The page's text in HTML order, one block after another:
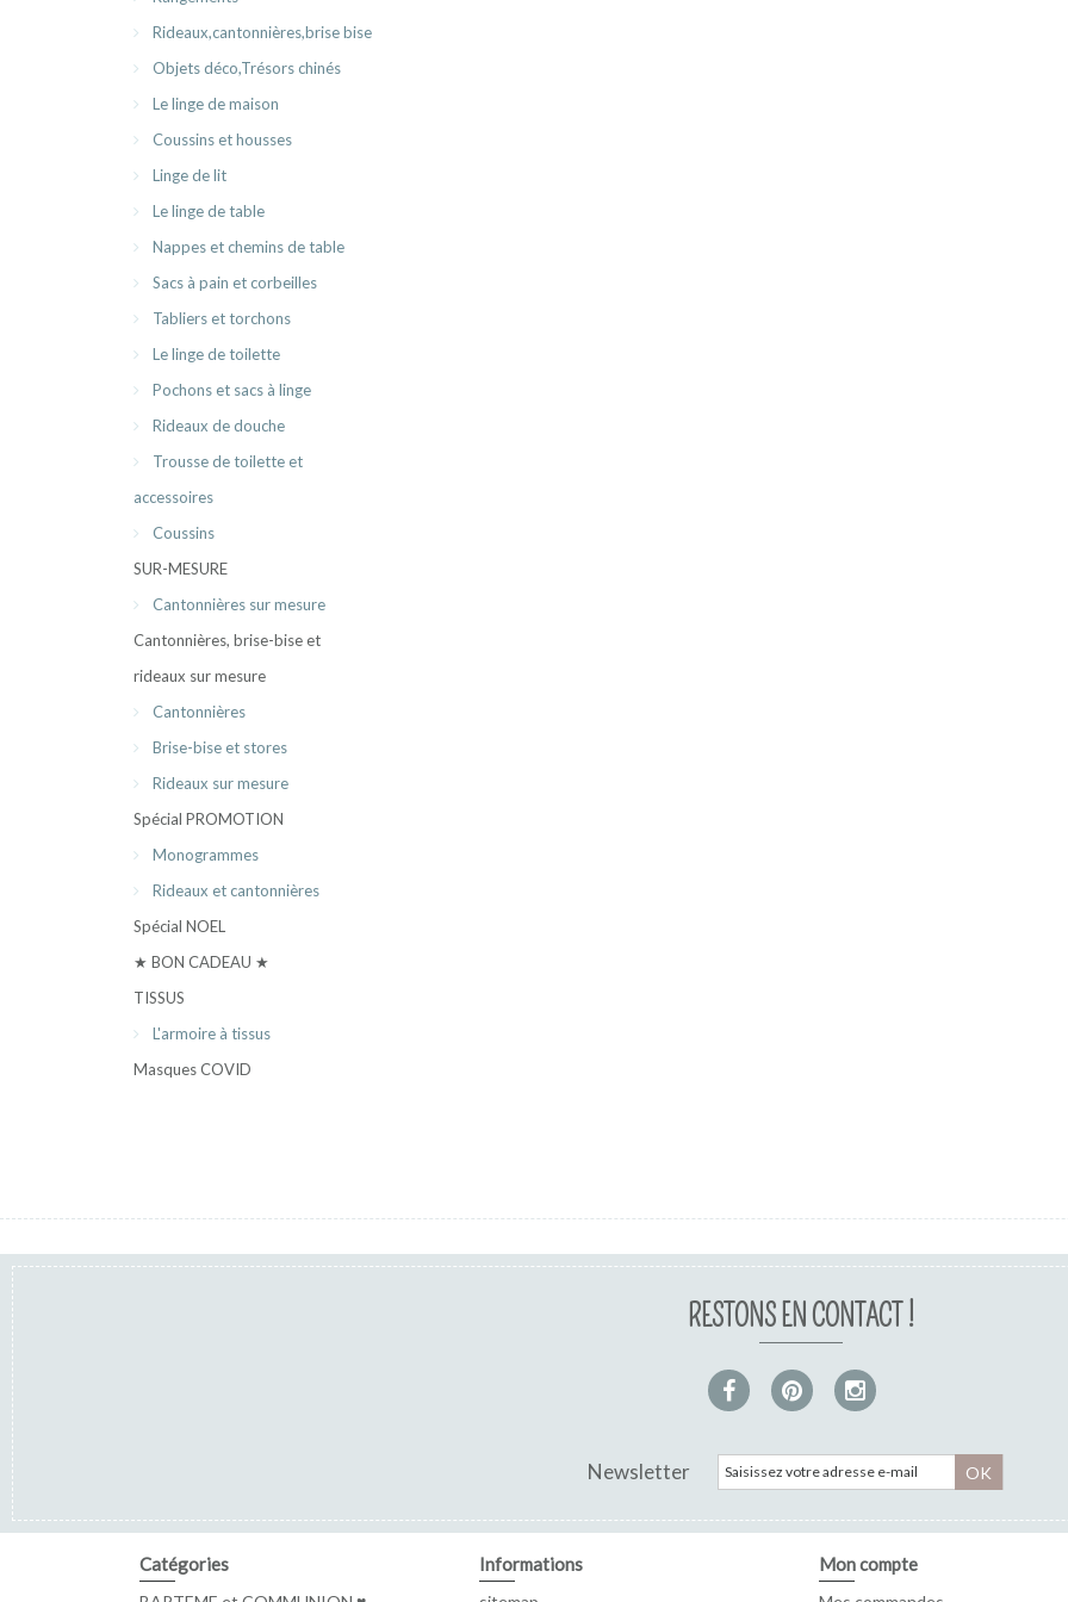
Rideaux,cantonnières,brise bise
Objets déco,Trésors chinés
Le linge de maison
Coussins et housses
Linge de lit
Le linge de table
Nappes et chemins de table
Sacs à pain et corbeilles
Tabliers et torchons
Le linge de toilette
Pochons et sacs à linge
Rideaux de douche
Trousse de toilette et
accessoires
Coussins
SUR-MESURE
Cantonnières sur mesure
Cantonnières, brise-bise et
rideaux sur mesure
Cantonnières
Brise-bise et stores
Rideaux sur mesure
Spécial PROMOTION
Monogrammes
Rideaux et cantonnières
Spécial NOEL
★ BON CADEAU ★
TISSUS
L'armoire à tissus
Masques COVID
RESTONS EN CONTACT !
Newsletter OK
Catégories Informations Mon compte